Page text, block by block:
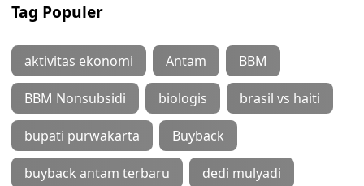
Tag Populer
aktivitas ekonomi Antam BBM
BBM Nonsubsidi biologis brasil vs haiti
bupati purwakarta Buyback
buyback antam terbaru dedi mulyadi